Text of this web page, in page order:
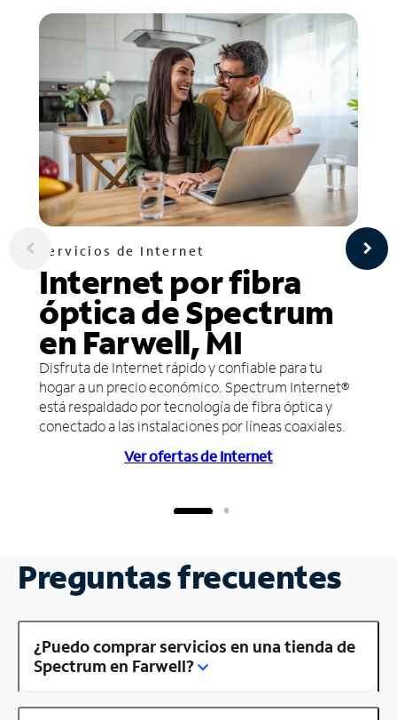
Servicios de Internet
Internet por fibra
óptica de Spectrum
en Farwell, MI
Disfruta de Internet rápido y confiable para tu
hogar a un precio económico. Spectrum Internet®
está respaldado por tecnología de fibra óptica y
conectado a las instalaciones por líneas coaxiales.
Ver ofertas de Internet
Preguntas frecuentes
¿Puedo comprar servicios en una tienda de
Spectrum en Farwell?